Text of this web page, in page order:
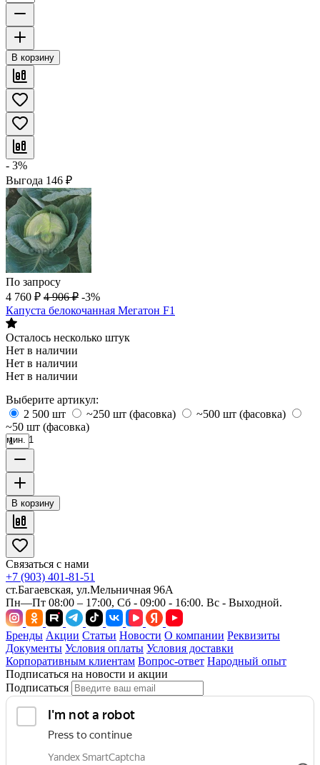
В корзину
- 3%
Выгода 146 ₽
По запросу
4 760 ₽ 4 906 ₽ -3%
Капуста белокочанная Мегатон F1
Осталось несколько штук
Нет в наличии
Нет в наличии
Нет в наличии
Выберите артикул:
2 500 шт
~250 шт (фасовка)
~500 шт (фасовка)
~50 шт (фасовка)
мин. 1
В корзину
Связаться с нами
+7 (903) 401-81-51
ст.Багаевская, ул.Мельничная 96А
Пн—Пт 08:00 – 17:00, Сб - 09:00 - 16:00. Вс - Выходной.
Бренды Акции Статьи Новости О компании Реквизиты
Документы Условия оплаты Условия доставки
Корпоративным клиентам Вопрос-ответ Народный опыт
Подписаться на новости и акции
Подписаться